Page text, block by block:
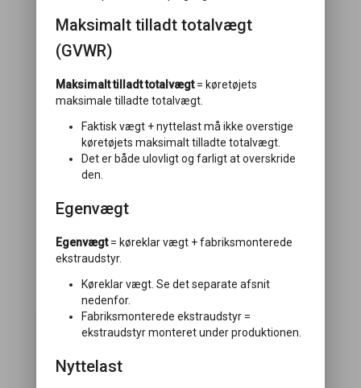
Vælg pakke
Maksimalt tilladt totalvægt
(GVWR)
Maksimalt tilladt totalvægt= køretøjets
maksimale tilladte totalvægt.
Faktisk vægt + nyttelast må ikke overstige
køretøjets maksimalt tilladte totalvægt.
Det er både ulovligt og farligt at overskride
den.
Egenvægt
Egenvægt= køreklar vægt + fabriksmonterede
ekstraudstyr.
Køreklar vægt. Se det separate afsnit
nedenfor.
Fabriksmonterede ekstraudstyr =
ekstraudstyr monteret under produktionen.
Nyttelast